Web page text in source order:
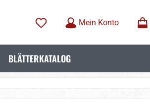
Mein Konto
BLÄTTERKATALOG